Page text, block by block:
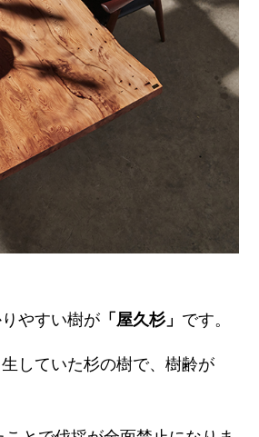
やすい樹が 「屋久杉」 です。
していた杉の樹で、樹齢が